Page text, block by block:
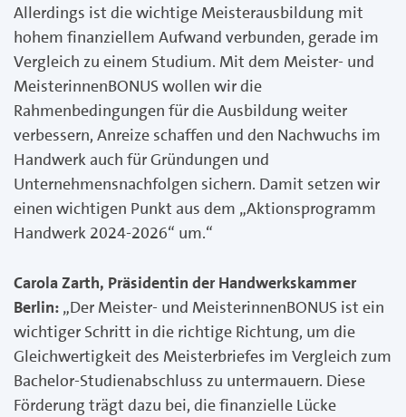
Allerdings ist die wichtige Meisterausbildung mit
hohem finanziellem Aufwand verbunden, gerade im
Vergleich zu einem Studium. Mit dem Meister- und
MeisterinnenBONUS wollen wir die
Rahmenbedingungen für die Ausbildung weiter
verbessern, Anreize schaffen und den Nachwuchs im
Handwerk auch für Gründungen und
Unternehmensnachfolgen sichern. Damit setzen wir
einen wichtigen Punkt aus dem „Aktionsprogramm
Handwerk 2024-2026“ um.“
Carola Zarth, Präsidentin der Handwerkskammer
Berlin: „Der Meister- und MeisterinnenBONUS ist ein
wichtiger Schritt in die richtige Richtung, um die
Gleichwertigkeit des Meisterbriefes im Vergleich zum
Bachelor-Studienabschluss zu untermauern. Diese
Förderung trägt dazu bei, die finanzielle Lücke